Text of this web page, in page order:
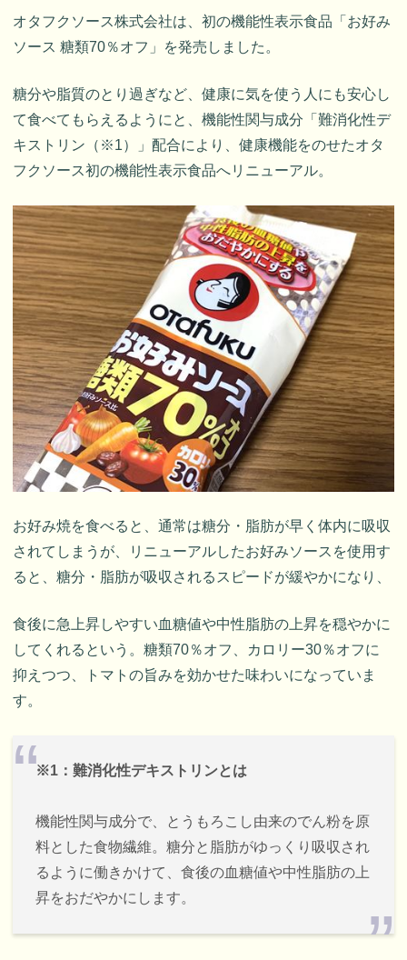
オタフクソース株式会社は、初の機能性表示食品「お好み
ソース 糖類70％オフ」を発売しました。
糖分や脂質のとり過ぎなど、健康に気を使う人にも安心し
て食べてもらえるようにと、機能性関与成分「難消化性デ
キストリン（※1）」配合により、健康機能をのせたオタ
フクソース初の機能性表示食品へリニューアル。
お好み焼を食べると、通常は糖分・脂肪が早く体内に吸収
されてしまうが、リニューアルしたお好みソースを使用す
ると、糖分・脂肪が吸収されるスピードが緩やかになり、
食後に急上昇しやすい血糖値や中性脂肪の上昇を穏やかに
してくれるという。糖類70％オフ、カロリー30％オフに
抑えつつ、トマトの旨みを効かせた味わいになっていま
す。
※1：難消化性デキストリンとは
機能性関与成分で、とうもろこし由来のでん粉を原
料とした食物繊維。糖分と脂肪がゆっくり吸収され
るように働きかけて、食後の血糖値や中性脂肪の上
昇をおだやかにします。